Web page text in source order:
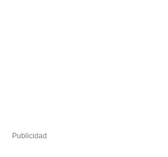
Publicidad